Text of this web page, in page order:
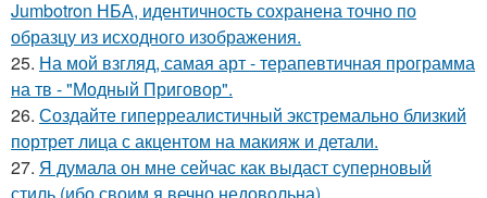
Jumbotron НБА, идентичность сохранена точно по
образцу из исходного изображения.
25. На мой взгляд, самая арт - терапевтичная программа
на тв - "Модный Приговор".
26. Создайте гиперреалистичный экстремально близкий
портрет лица с акцентом на макияж и детали.
27. Я думала он мне сейчас как выдаст суперновый